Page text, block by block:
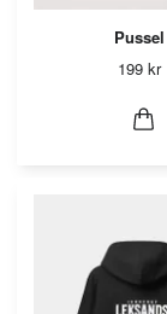
Pussel
199 kr